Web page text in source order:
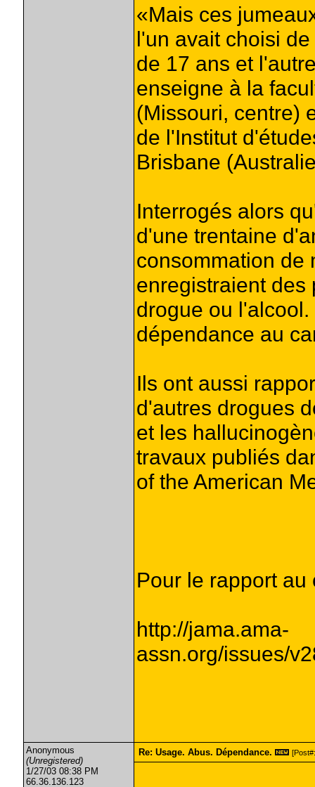
«Mais ces
l'un avait choisi
de 17 ans et
enseigne à la
(Missouri, centre)
de l'Institut
Brisbane
Interrogés alors
d'une trentaine
consommation de
enregistraient des
drogue ou
dépendance au
Ils ont aussi
d'autres drogues
et les
travaux publiés
of the American
Pour le rapport au
http://jama.ama-
assn.org/issues/
Anonymous
(Unregistered)
1/27/03 08:38 PM
66.36.136.123
Re: Usage. Abus. Dépendance.